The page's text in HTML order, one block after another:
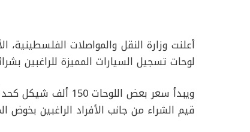
أعلنت وزارة النقل والمواصلات
لوحات تسجيل السيارات المميزة للراغبين
ويبدأ سعر بعض
قيم الشراء من جانب الأفراد الراغبين